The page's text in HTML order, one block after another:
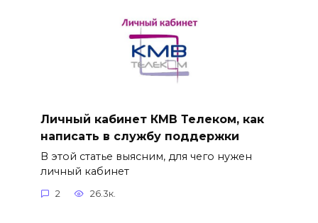
Личный кабинет КМВ Телеком, как
написать в службу поддержки
В этой статье выясним, для чего нужен
личный кабинет
2 26.3к.